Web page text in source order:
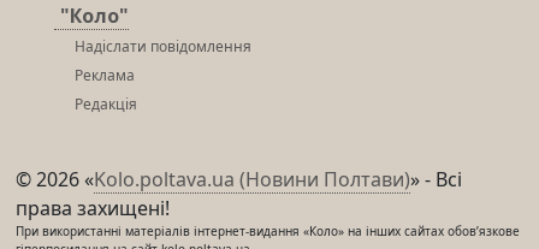
"Коло"
Надіслати повідомлення
Реклама
Редакція
© 2026 «Kolo.poltava.ua (Новини Полтави)» - Всі
права захищені!
При використанні матеріалів інтернет-видання «Коло» на інших сайтах обов’язкове